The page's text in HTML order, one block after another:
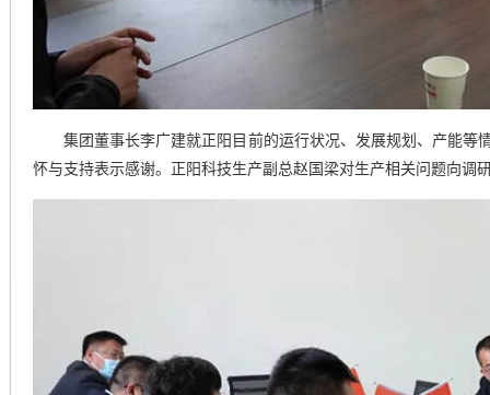
集团董事长李广建就正阳目前的运行状况、发展规划、产能等
怀与支持表示感谢。正阳科技生产副总赵国梁对生产相关问题向调